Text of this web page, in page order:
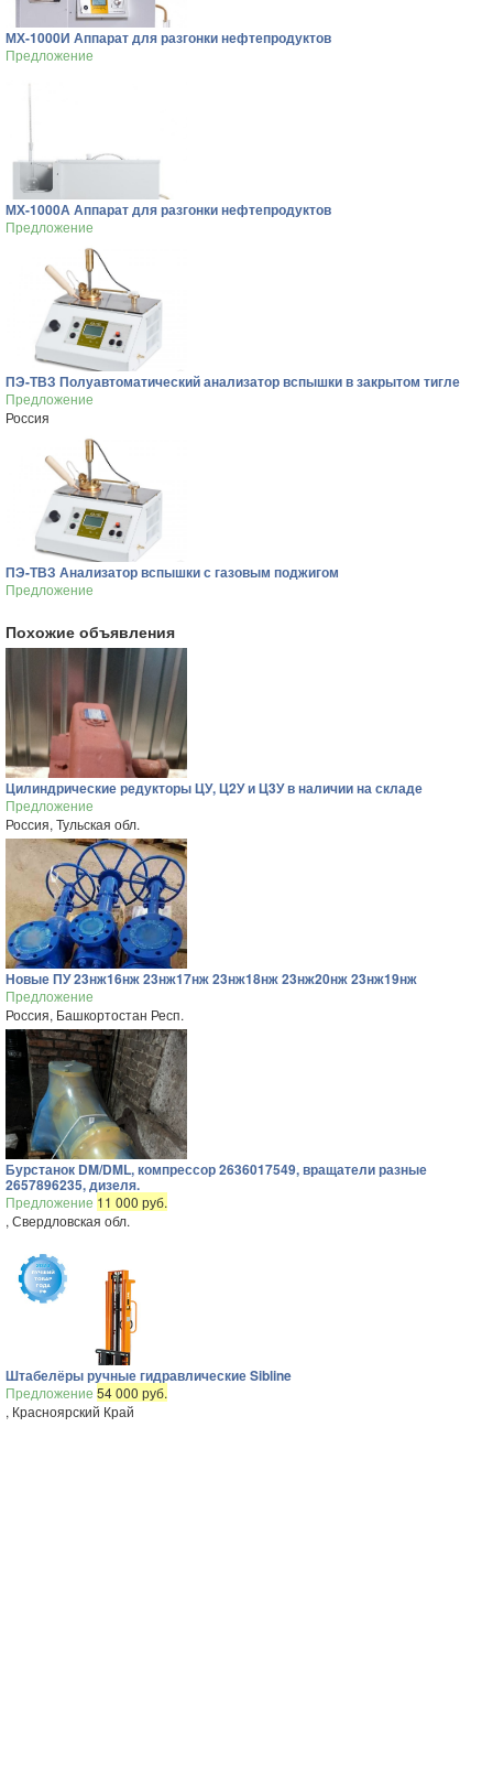
МХ-1000И Аппарат для разгонки нефтепродуктов
Предложение
МХ-1000А Аппарат для разгонки нефтепродуктов
Предложение
ПЭ-ТВЗ Полуавтоматический анализатор вспышки в закрытом тигле
Предложение
Россия
ПЭ-ТВЗ Анализатор вспышки с газовым поджигом
Предложение
Похожие объявления
Цилиндрические редукторы ЦУ, Ц2У и Ц3У в наличии на складе
Предложение
Россия, Тульская обл.
Новые ПУ 23нж16нж 23нж17нж 23нж18нж 23нж20нж 23нж19нж
Предложение
Россия, Башкортостан Респ.
Бурстанок DM/DML, компрессор 2636017549, вращатели разные
2657896235, дизеля.
Предложение 11 000 руб.
, Свердловская обл.
Штабелёры ручные гидравлические Sibline
Предложение 54 000 руб.
, Красноярский Край